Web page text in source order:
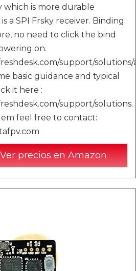
which is more durable
is a SPI Frsky receiver. Binding
no need to click the bind
on.
support/solutions/
basic guidance and typical
it here :
support/solutions.
feel free to contact:
precios en Amazon